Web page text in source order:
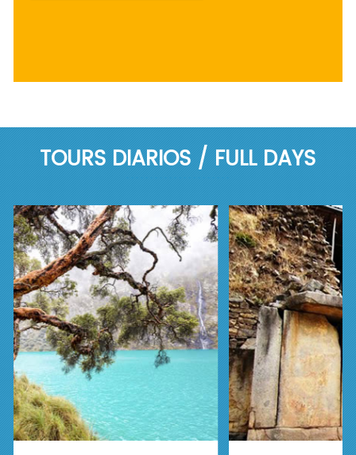
TOURS DIARIOS / FULL DAYS